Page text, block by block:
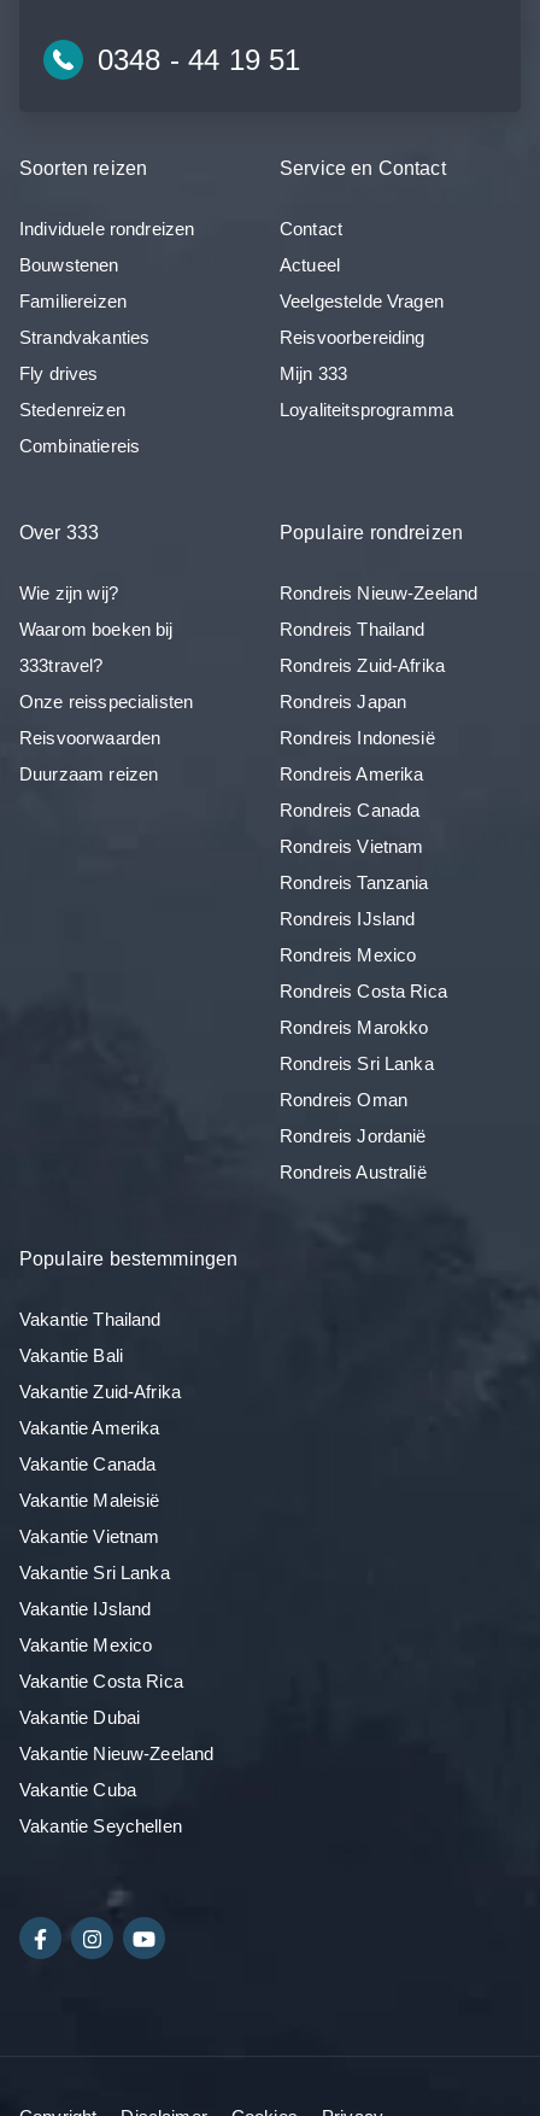
0348 - 44 19 51
Soorten reizen
Individuele rondreizen
Bouwstenen
Familiereizen
Strandvakanties
Fly drives
Stedenreizen
Combinatiereis
Service en Contact
Contact
Actueel
Veelgestelde Vragen
Reisvoorbereiding
Mijn 333
Loyaliteitsprogramma
Over 333
Wie zijn wij?
Waarom boeken bij
333travel?
Onze reisspecialisten
Reisvoorwaarden
Duurzaam reizen
Populaire rondreizen
Rondreis Nieuw-Zeeland
Rondreis Thailand
Rondreis Zuid-Afrika
Rondreis Japan
Rondreis Indonesië
Rondreis Amerika
Rondreis Canada
Rondreis Vietnam
Rondreis Tanzania
Rondreis IJsland
Rondreis Mexico
Rondreis Costa Rica
Rondreis Marokko
Rondreis Sri Lanka
Rondreis Oman
Rondreis Jordanië
Rondreis Australië
Populaire bestemmingen
Vakantie Thailand
Vakantie Bali
Vakantie Zuid-Afrika
Vakantie Amerika
Vakantie Canada
Vakantie Maleisië
Vakantie Vietnam
Vakantie Sri Lanka
Vakantie IJsland
Vakantie Mexico
Vakantie Costa Rica
Vakantie Dubai
Vakantie Nieuw-Zeeland
Vakantie Cuba
Vakantie Seychellen